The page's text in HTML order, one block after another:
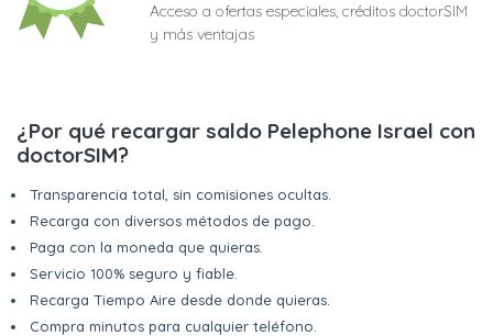
Acceso a ofertas especiales, créditos doctorSIM
y más ventajas
¿Por qué recargar saldo Pelephone Israel con
doctorSIM?
Transparencia total, sin comisiones ocultas.
Recarga con diversos métodos de pago.
Paga con la moneda que quieras.
Servicio 100% seguro y fiable.
Recarga Tiempo Aire desde donde quieras.
Compra minutos para cualquier teléfono.